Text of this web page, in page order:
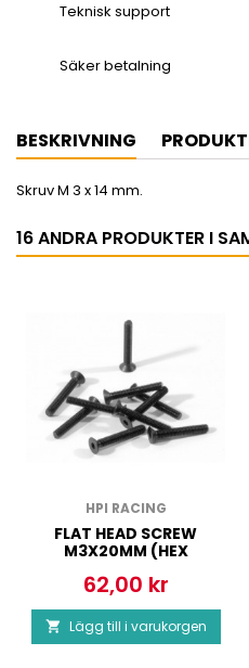
Teknisk support
Säker betalning
BESKRIVNING
Skruv M 3 x 14 mm.
16 ANDRA PRODUKTER I
HPI RACING
FLAT HEAD SCREW
M3X20MM (HEX
Pris
62,00 kr
 Lägg till i varukorgen